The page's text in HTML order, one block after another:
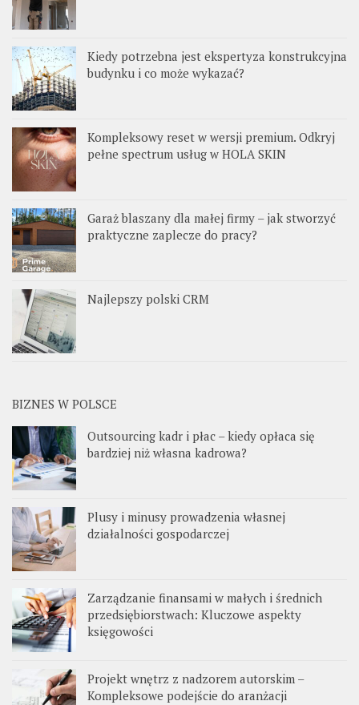
Kiedy potrzebna jest ekspertyza konstrukcyjna
budynku i co może wykazać?
Kompleksowy reset w wersji premium. Odkryj
pełne spectrum usług w HOLA SKIN
Garaż blaszany dla małej firmy – jak stworzyć
praktyczne zaplecze do pracy?
Najlepszy polski CRM
BIZNES W POLSCE
Outsourcing kadr i płac – kiedy opłaca się
bardziej niż własna kadrowa?
Plusy i minusy prowadzenia własnej
działalności gospodarczej
Zarządzanie finansami w małych i średnich
przedsiębiorstwach: Kluczowe aspekty
księgowości
Projekt wnętrz z nadzorem autorskim –
Kompleksowe podejście do aranżacji